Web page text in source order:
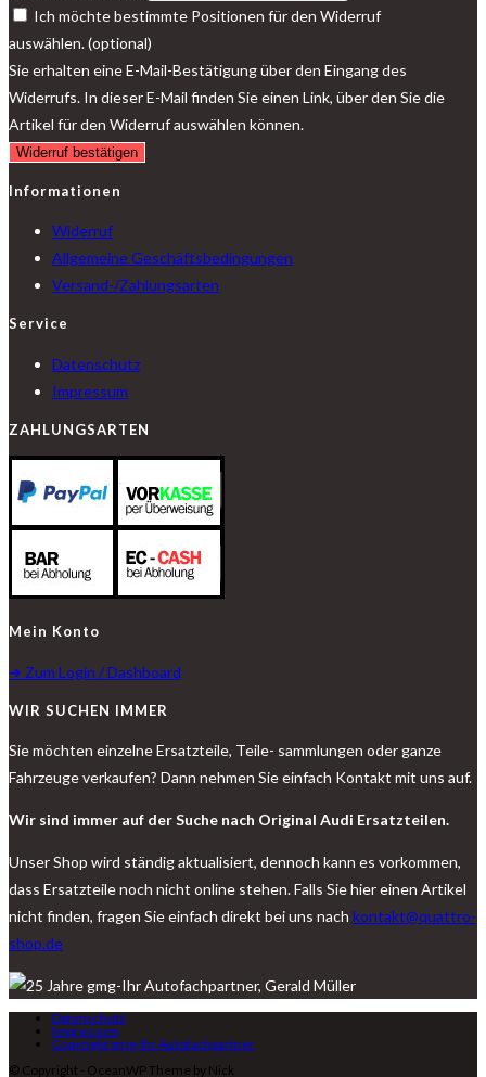
Ich möchte bestimmte Positionen für den Widerruf
auswählen.(optional)
Sie erhalten eine E-Mail-Bestätigung über den Eingang des
Widerrufs. In dieser E-Mail finden Sie einen Link, über den Sie die
Artikel für den Widerruf auswählen können.
Widerruf bestätigen
Informationen
Widerruf
Allgemeine Geschäftsbedingungen
Versand-/Zahlungsarten
Service
Datenschutz
Impressum
ZAHLUNGSARTEN
Mein Konto
➔ Zum Login / Dashboard
WIR SUCHEN IMMER
Sie möchten einzelne Ersatzteile, Teile- sammlungen oder ganze
Fahrzeuge verkaufen? Dann nehmen Sie einfach Kontakt mit uns auf.
Wir sind immer auf der Suche nach Original Audi Ersatzteilen.
Unser Shop wird ständig aktualisiert, dennoch kann es vorkommen,
dass Ersatzteile noch nicht online stehen. Falls Sie hier einen Artikel
nicht finden, fragen Sie einfach direkt bei uns nach kontakt@quattro-
shop.de
Datenschutz
Impressum
Copyright gmg-Ihr Autofachpartner
© Copyright - OceanWP Theme by Nick